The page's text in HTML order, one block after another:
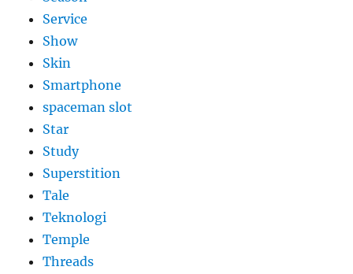
Service
Show
Skin
Smartphone
spaceman slot
Star
Study
Superstition
Tale
Teknologi
Temple
Threads